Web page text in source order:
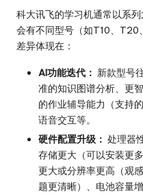
科大讯飞的学习机通常以系
会有不同型号（如T10、
差异体现在：
AI功能迭代： 新款型号
准的知识图谱分析、更
的作业辅导能力（支持
语音交互等。
硬件配置升级： 处理器
存储更大（可以安装更
更大或分辨率更高（观
题更清晰）、电池容量增